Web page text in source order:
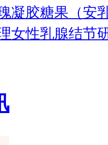
凝胶糖果（安
女性乳腺结节